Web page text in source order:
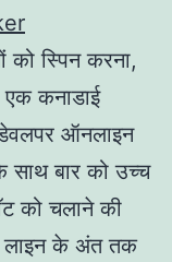
को स्पिन करना,
कनाडाई
ऑनलाइन
साथ बार को उच्च
को चलाने की
के अंत तक